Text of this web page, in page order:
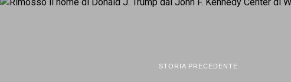
STORIA PRECEDENTE